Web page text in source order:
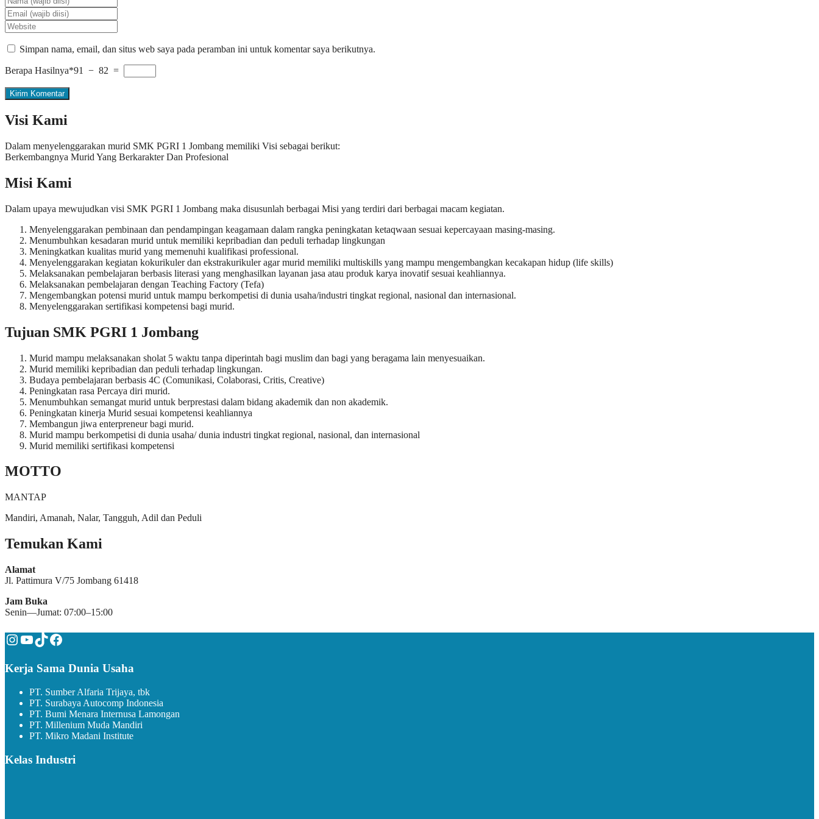
Simpan nama, email, dan situs web saya pada peramban ini untuk komentar saya berikutnya.
Berapa Hasilnya*91 − 82 =
Visi Kami
Dalam menyelenggarakan murid SMK PGRI 1 Jombang memiliki Visi sebagai berikut:
Berkembangnya Murid Yang Berkarakter Dan Profesional
Misi Kami
Dalam upaya mewujudkan visi SMK PGRI 1 Jombang maka disusunlah berbagai Misi yang terdiri dari berbagai macam kegiatan.
Menyelenggarakan pembinaan dan pendampingan keagamaan dalam rangka peningkatan ketaqwaan sesuai kepercayaan masing-masing.
Menumbuhkan kesadaran murid untuk memiliki kepribadian dan peduli terhadap lingkungan
Meningkatkan kualitas murid yang memenuhi kualifikasi professional.
Menyelenggarakan kegiatan kokurikuler dan ekstrakurikuler agar murid memiliki multiskills yang mampu mengembangkan kecakapan hidup (life skills)
Melaksanakan pembelajaran berbasis literasi yang menghasilkan layanan jasa atau produk karya inovatif sesuai keahliannya.
Melaksanakan pembelajaran dengan Teaching Factory (Tefa)
Mengembangkan potensi murid untuk mampu berkompetisi di dunia usaha/industri tingkat regional, nasional dan internasional.
Menyelenggarakan sertifikasi kompetensi bagi murid.
Tujuan SMK PGRI 1 Jombang
Murid mampu melaksanakan sholat 5 waktu tanpa diperintah bagi muslim dan bagi yang beragama lain menyesuaikan.
Murid memiliki kepribadian dan peduli terhadap lingkungan.
Budaya pembelajaran berbasis 4C (Comunikasi, Colaborasi, Critis, Creative)
Peningkatan rasa Percaya diri murid.
Menumbuhkan semangat murid untuk berprestasi dalam bidang akademik dan non akademik.
Peningkatan kinerja Murid sesuai kompetensi keahliannya
Membangun jiwa enterpreneur bagi murid.
Murid mampu berkompetisi di dunia usaha/ dunia industri tingkat regional, nasional, dan internasional
Murid memiliki sertifikasi kompetensi
MOTTO
MANTAP
Mandiri, Amanah, Nalar, Tangguh, Adil dan Peduli
Temukan Kami
Alamat
Jl. Pattimura V/75 Jombang 61418
Jam Buka
Senin—Jumat: 07:00–15:00
Instagram
YouTube
TikTok
Facebook
Kerja Sama Dunia Usaha
PT. Sumber Alfaria Trijaya, tbk
PT. Surabaya Autocomp Indonesia
PT. Bumi Menara Internusa Lamongan
PT. Millenium Muda Mandiri
PT. Mikro Madani Institute
Kelas Industri